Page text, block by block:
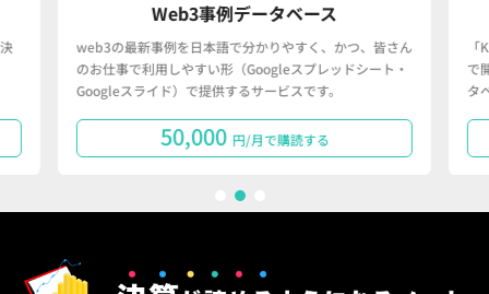
Web3事例データベース
web3の最新事例を日本語で分かりやすく、かつ、皆さん
のお仕事で利用しやすい形（Googleスプレッドシート・
Googleスライド）で提供するサービスです。
50,000 円/月で購読する
で
タ